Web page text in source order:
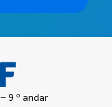
9 º andar